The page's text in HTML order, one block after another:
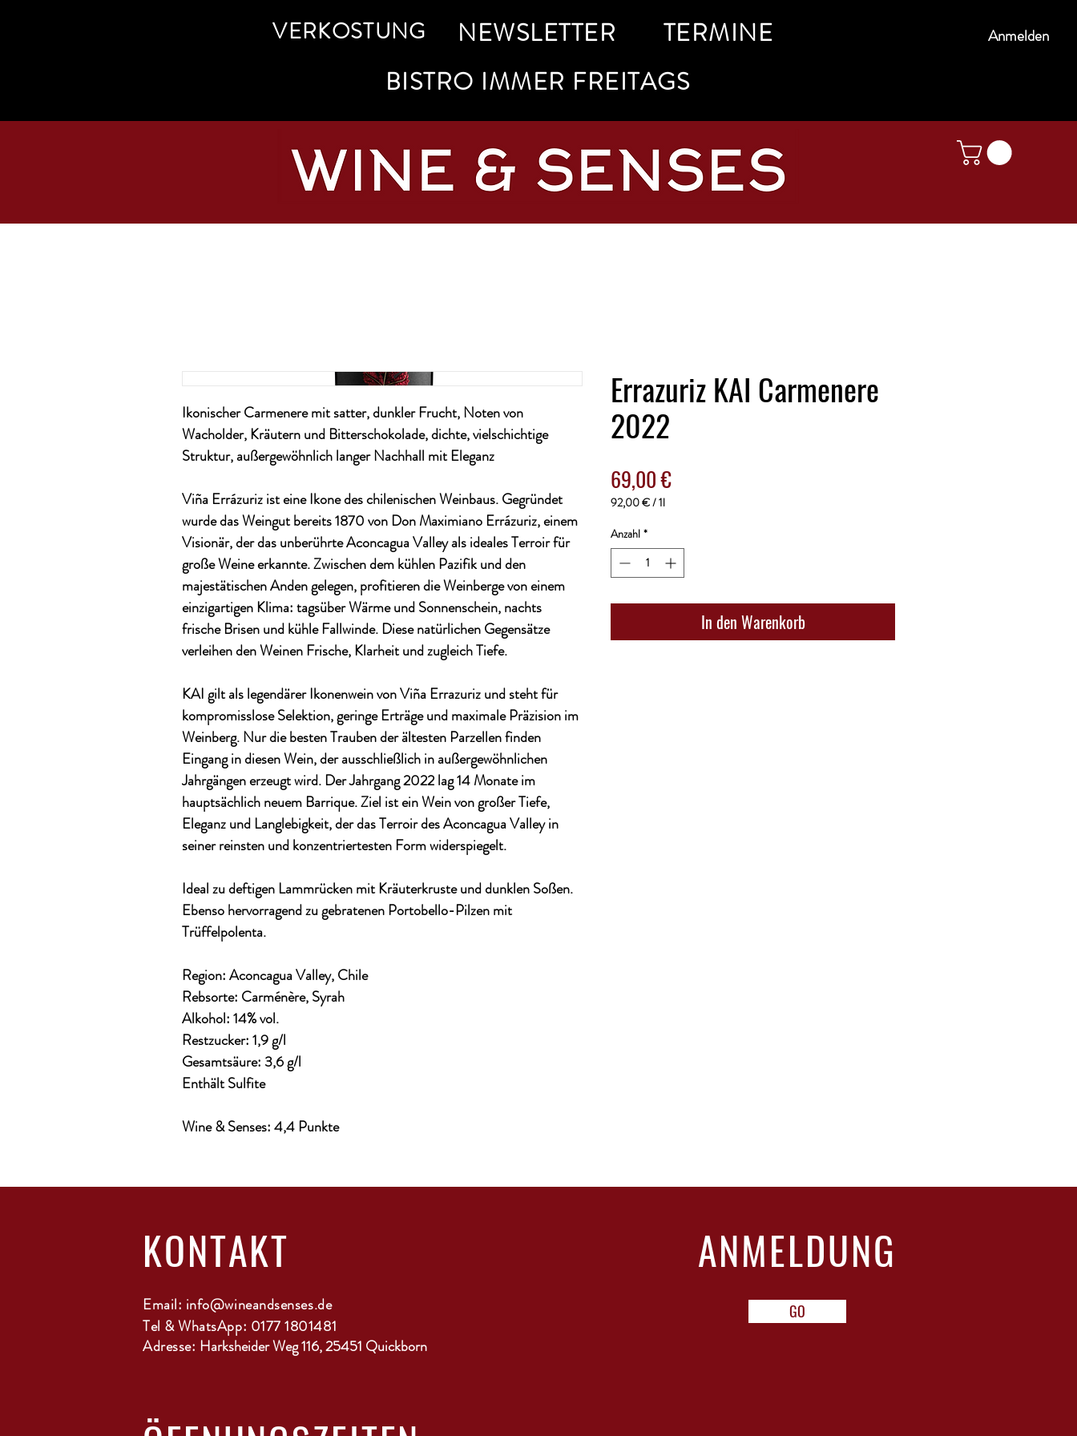
VERKOSTUNG NEWSLETTER
TERMINE
BISTRO IMMER FREITAGS
Anmelden
Ikonischer Carmenere mit satter, dunkler Frucht, Noten von
Wacholder, Kräutern und Bitterschokolade, dichte, vielschichtige
Struktur, außergewöhnlich langer Nachhall mit Eleganz
Viña Errázuriz ist eine Ikone des chilenischen Weinbaus. Gegründet
wurde das Weingut bereits 1870 von Don Maximiano Errázuriz, einem
Visionär, der das unberührte Aconcagua Valley als ideales Terroir für
große Weine erkannte. Zwischen dem kühlen Pazifik und den
majestätischen Anden gelegen, profitieren die Weinberge von einem
einzigartigen Klima: tagsüber Wärme und Sonnenschein, nachts
frische Brisen und kühle Fallwinde. Diese natürlichen Gegensätze
verleihen den Weinen Frische, Klarheit und zugleich Tiefe.
KAI gilt als legendärer Ikonenwein von Viña Errazuriz und steht für
kompromisslose Selektion, geringe Erträge und maximale Präzision im
Weinberg. Nur die besten Trauben der ältesten Parzellen finden
Eingang in diesen Wein, der ausschließlich in außergewöhnlichen
Jahrgängen erzeugt wird. Der Jahrgang 2022 lag 14 Monate im
hauptsächlich neuem Barrique. Ziel ist ein Wein von großer Tiefe,
Eleganz und Langlebigkeit, der das Terroir des Aconcagua Valley in
seiner reinsten und konzentriertesten Form widerspiegelt.
Ideal zu deftigen Lammrücken mit Kräuterkruste und dunklen Soßen.
Ebenso hervorragend zu gebratenen Portobello-Pilzen mit
Trüffelpolenta.
Region: Aconcagua Valley, Chile
Rebsorte: Carménère, Syrah
Alkohol: 14% vol.
Restzucker: 1,9 g/l
Gesamtsäure: 3,6 g/l
Enthält Sulfite
Wine & Senses: 4,4 Punkte
Errazuriz KAI Carmenere
2022
69,00 €Preis
92,00 €/1l
pro
1
Liter
Anzahl *
In den Warenkorb
KONTAKT
Email: info@wineandsenses.de
Tel & WhatsApp: 0177 1801481
Adresse: Harksheider Weg 116, 25451 Quickborn
ANMELDUNG
GO